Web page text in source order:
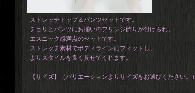
ストレッチトップ＆パンツセットです。
チョリとパンツにお揃いのフリンジ飾りが付けられ、
エスニック感満点のセットです。
ストレッチ素材でボディラインにフィットし、
よりスタイルを良く見せてくれます。
【サイズ】（バリエーションよりサイズをお選びください。）